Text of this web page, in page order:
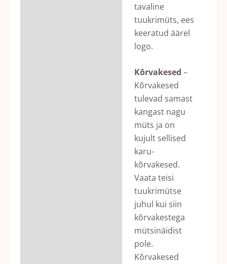
tavaline
tuukrimüts, ees
keeratud äärel
logo.
Kõrvakesed –
Kõrvakesed
tulevad samast
kangast nagu
müts ja on
kujult sellised
karu-
kõrvakesed.
Vaata teisi
tuukrimütse
juhul kui siin
kõrvakestega
mütsinäidist
pole.
Kõrvakesed